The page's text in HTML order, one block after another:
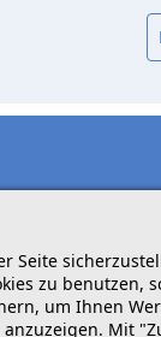
Seite
zu benutzen,
um Ihnen
Mit